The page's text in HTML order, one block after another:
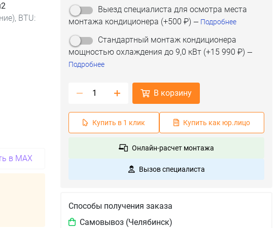
Выезд специалиста для осмотра места
монтажа кондиционера (+500 ₽) — Подробнее
Стандартный монтаж кондиционера
мощностью охлаждения до 9,0 кВт (+15 990 ₽) —
Подробнее
В корзину
Купить в 1 клик Купить как юр.лицо
Онлайн-расчет монтажа
Вызов специалиста
Способы получения заказа
Самовывоз (Челябинск)
BTU:
в MAX